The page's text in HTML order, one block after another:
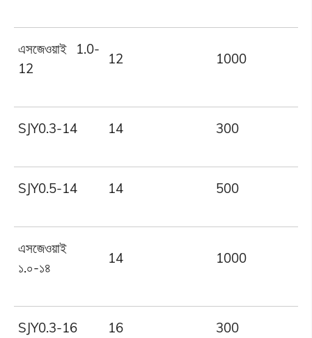
এসজেওয়াই 1.0-
12
12 1000
SJY0.3-14 14 300
SJY0.5-14 14 500
এসজেওয়াই
১.০-১৪
14 1000
SJY0.3-16 16 300